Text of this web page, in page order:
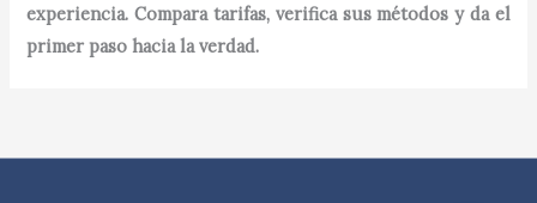
experiencia. Compara tarifas, verifica sus métodos y da el
primer paso hacia la verdad.